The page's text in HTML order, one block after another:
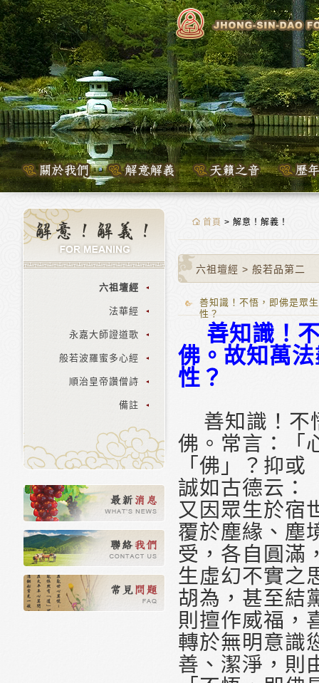
六祖壇經
法華經
永嘉大師證道歌
般若波羅蜜多心經
順治皇帝讚僧詩
備註
首頁 > 解意！解義！
六祖壇經 > 般若品第二
善知識！不悟，即佛是眾
性？
善知識！不
佛。故知萬
性？
善知識！不
佛。常言：「
「佛」？抑
誠如古德云：
又因眾生於宿
覆於塵緣、塵
受，各自圓滿
生虛幻不實之
胡為，甚至結
則擅作威福，
轉於無明意識
善、潔淨，則